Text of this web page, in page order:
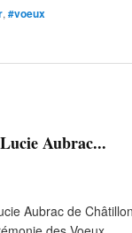
, #voeux
Aubrac...
Aubrac de